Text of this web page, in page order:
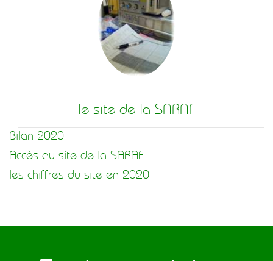
le site de la SARAF
Bilan 2020
Accès au site de la SARAF
les chiffres du site en 2020